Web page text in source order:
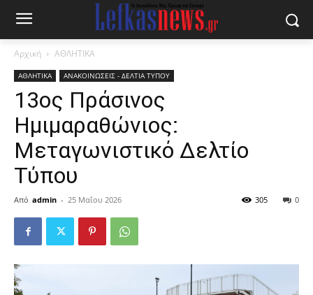
Αρχική ΑΘΛΗΤΙΚΑ
ΑΘΛΗΤΙΚΑ ΑΝΑΚΟΙΝΩΣΕΙΣ - ΔΕΛΤΙΑ ΤΥΠΟΥ
13ος Πράσινος
Ημιμαραθώνιος:
Μεταγωνιστικό Δελτίο
Τύπου
Από admin - 25 Μαΐου 2026 0
305